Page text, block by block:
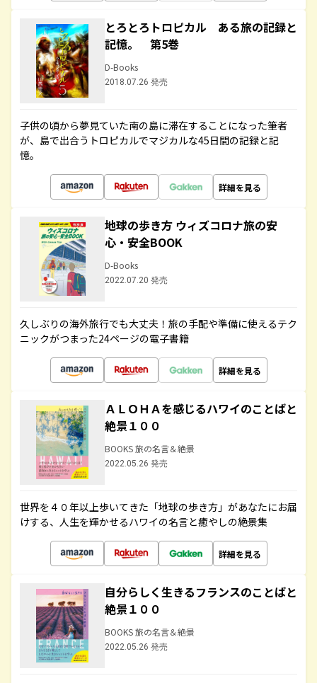
とろとろトロピカル ある旅の記録と
記憶。 第5巻
D-Books
2018.07.26 発売
子供の頃から夢見ていた南の島に滞在することになった筆者
が、島で出合うトロピカルでマジカルな45日間の記録と記
憶。
詳細を見る
地球の歩き方 ウィズコロナ旅の安
心・安全BOOK
D-Books
2022.07.20 発売
久しぶりの海外旅行でも大丈夫！旅の手配や準備に使えるテク
ニックがつまった24ページの電子書籍
詳細を見る
ＡＬＯＨＡを感じるハワイのことばと
絶景１００
BOOKS 旅の名言＆絶景
2022.05.26 発売
世界を４０年以上歩いてきた「地球の歩き方」があなたにお届
けする、人生を輝かせるハワイの名言と癒やしの絶景集
詳細を見る
自分らしく生きるフランスのことばと
絶景１００
BOOKS 旅の名言＆絶景
2022.05.26 発売